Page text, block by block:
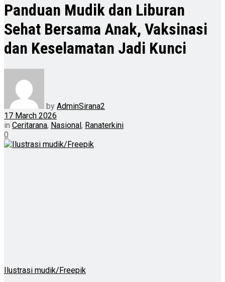
Panduan Mudik dan Liburan
Sehat Bersama Anak, Vaksinasi
dan Keselamatan Jadi Kunci
by AdminSirana2
17 March 2026
in Ceritarana, Nasional, Ranaterkini
0
Ilustrasi mudik/Freepik